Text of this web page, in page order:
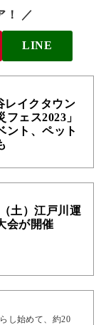
！ ／
LINE
レイクタウン
ェス2023」
ント、ペット
土）江戸川運
会が開催
し始めて、約20